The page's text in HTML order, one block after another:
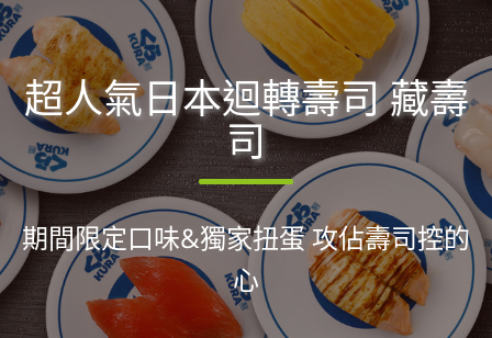
超人氣日本迴轉壽司 藏壽
司
期間限定口味&獨家扭蛋 攻佔壽司控的
心